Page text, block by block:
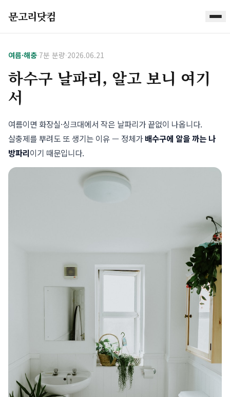
문고리닷컴
여름·해충·7분 분량·2026.06.21
하수구 날파리, 알고 보니 여기
서
여름이면 화장실·싱크대에서 작은 날파리가 끝없이 나옵니다.
살충제를 뿌려도 또 생기는 이유 — 정체가배수구에 알을 까는 나
방파리이기 때문입니다.